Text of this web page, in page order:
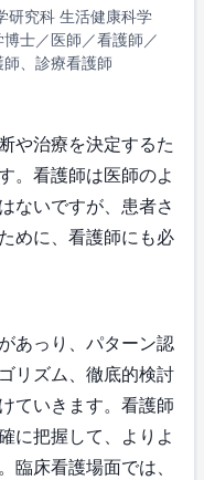
研究科 生活健康科学
士／医師／看護師／
、診療看護師
や治療を決定するた
。看護師は医師のよ
ないですが、患者さ
めに、看護師にも必
あっり、パターン認
リズム、徹底的検討
ていきます。看護師
に把握して、よりよ
臨床看護場面では、